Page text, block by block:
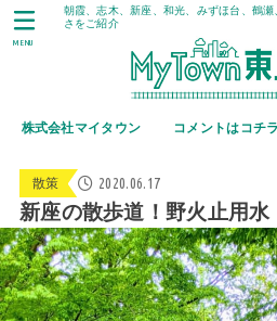
朝霞、志木、新座、和光、みずほ台、鶴
さをご紹介
株式会社マイタウン コメントはコチラ
MENU
散策 2020.06.17
新座の散歩道！野火止用水